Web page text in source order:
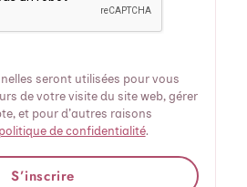
seront utilisées pour vous
de votre visite du site web, gérer
et pour d’autres raisons
politique de confidentialité.
S’inscrire